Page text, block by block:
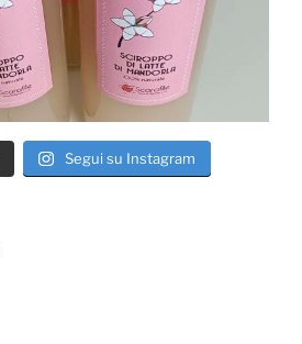
Segui su Instagram